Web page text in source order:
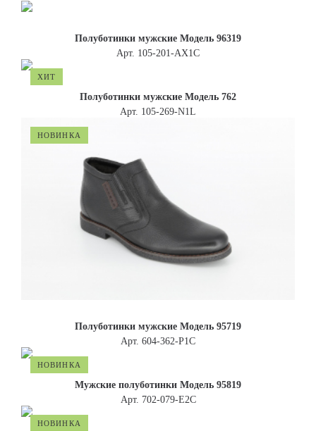
Полуботинки мужские Модель 96319
Арт. 105-201-AX1C
ХИТ
Полуботинки мужские Модель 762
Арт. 105-269-N1L
НОВИНКА
Полуботинки мужские Модель 95719
Арт. 604-362-Р1С
НОВИНКА
Мужские полуботинки Модель 95819
Арт. 702-079-E2C
НОВИНКА